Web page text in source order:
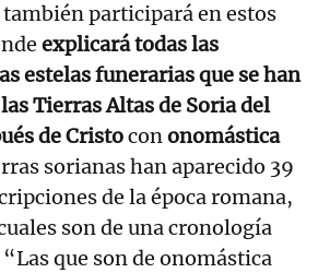
participará en estos
explicará todas las
estelas funerarias que se han
Tierras Altas de Soria del
de Cristocononomástica
sorianas han aparecido 39
de la época romana,
son de una cronología
que son de onomástica